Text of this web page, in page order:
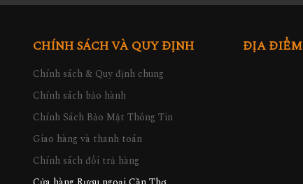
CHÍNH SÁCH VÀ QUY ĐỊNH
Chính sách & Quy định chung
Chính sách bảo hành
Chính Sách Bảo Mật Thông Tin
Giao hàng và thanh toán
Chính sách đổi trả hàng
ĐỊA ĐIỂM